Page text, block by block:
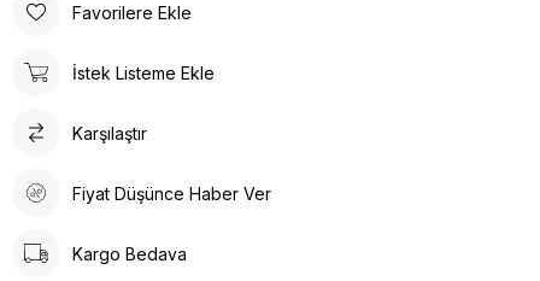
Favorilere Ekle
İstek Listeme Ekle
Karşılaştır
Fiyat Düşünce Haber Ver
Kargo Bedava